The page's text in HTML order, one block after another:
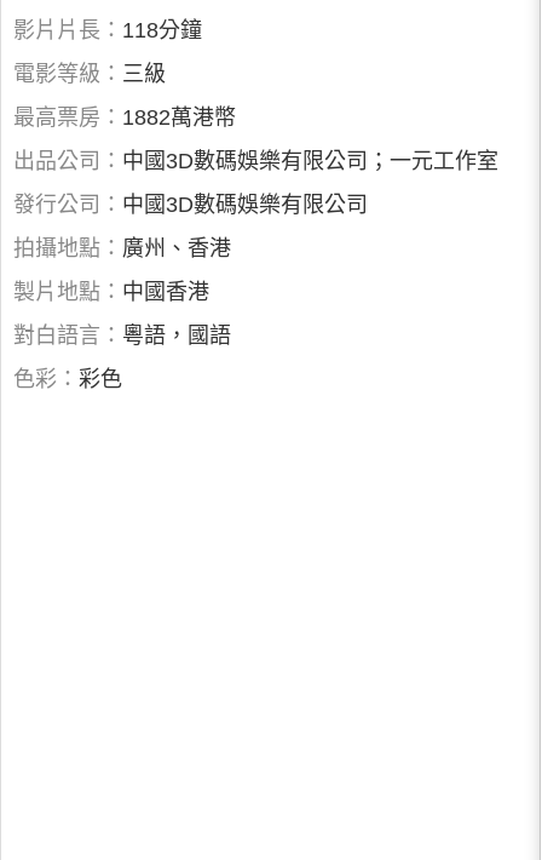
影片片長： 118分鐘
電影等級： 三級
最高票房： 1882萬港幣
出品公司： 中國3D數碼娛樂有限公司；一元工作室
發行公司： 中國3D數碼娛樂有限公司
拍攝地點： 廣州、香港
製片地點： 中國香港
對白語言： 粵語，國語
色彩： 彩色